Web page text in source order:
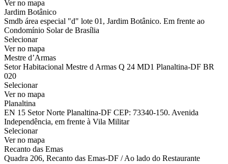
Ver no mapa
Jardim Botânico
Smdb área especial "d" lote 01, Jardim Botânico. Em frente ao
Condomínio Solar de Brasília
Selecionar
Ver no mapa
Mestre d’Armas
Setor Habitacional Mestre d Armas Q 24 MD1 Planaltina-DF BR
020
Selecionar
Ver no mapa
Planaltina
EN 15 Setor Norte Planaltina-DF CEP: 73340-150. Avenida
Independência, em frente à Vila Militar
Selecionar
Ver no mapa
Recanto das Emas
Quadra 206, Recanto das Emas-DF / Ao lado do Restaurante